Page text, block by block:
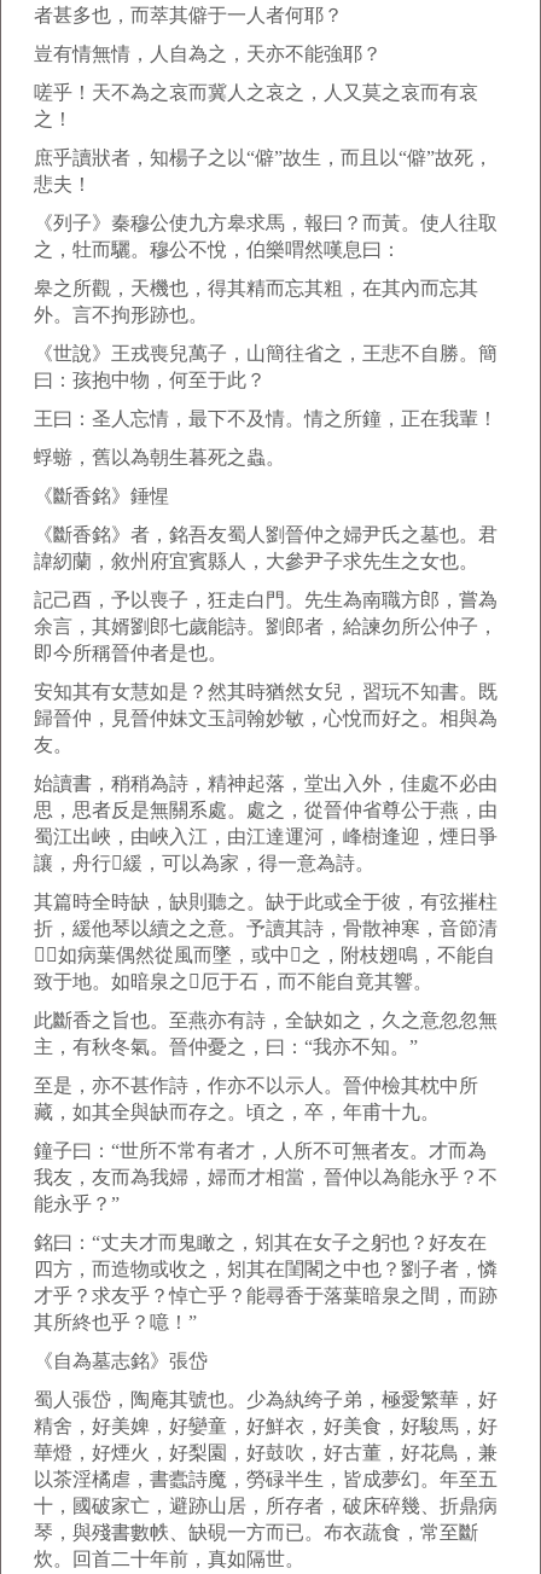
者甚多也，而萃其僻于一人者何耶？
豈有情無情，人自為之，天亦不能強耶？
嗟乎！天不為之哀而冀人之哀之，人又莫之哀而有哀
之！
庶乎讀狀者，知楊子之以“僻”故生，而且以“僻”故死，
悲夫！
《列子》秦穆公使九方皋求馬，報曰？而黃。使人往取
之，牡而驪。穆公不悅，伯樂喟然嘆息曰：
皋之所觀，天機也，得其精而忘其粗，在其內而忘其
外。言不拘形跡也。
《世說》王戎喪兒萬子，山簡往省之，王悲不自勝。簡
曰：孩抱中物，何至于此？
王曰：圣人忘情，最下不及情。情之所鐘，正在我輩！
蜉蝣，舊以為朝生暮死之蟲。
《斷香銘》錘惺
《斷香銘》者，銘吾友蜀人劉晉仲之婦尹氏之墓也。君
諱紉蘭，敘州府宜賓縣人，大參尹子求先生之女也。
記己酉，予以喪子，狂走白門。先生為南職方郎，嘗為
余言，其婿劉郎七歲能詩。劉郎者，給諫勿所公仲子，
即今所稱晉仲者是也。
安知其有女慧如是？然其時猶然女兒，習玩不知書。既
歸晉仲，見晉仲妹文玉詞翰妙敏，心悅而好之。相與為
友。
始讀書，稍稍為詩，精神起落，堂出入外，佳處不必由
思，思者反是無關系處。處之，從晉仲省尊公于燕，由
蜀江出峽，由峽入江，由江達運河，峰樹逢迎，煙日爭
讓，舟行緩，可以為家，得一意為詩。
其篇時全時缺，缺則聽之。缺于此或全于彼，有弦摧柱
折，緩他琴以續之之意。予讀其詩，骨散神寒，音節清
，如病葉偶然從風而墜，或中之，附枝翅鳴，不能自
致于地。如暗泉之厄于石，而不能自竟其響。
此斷香之旨也。至燕亦有詩，全缺如之，久之意忽忽無
主，有秋冬氣。晉仲憂之，曰：“我亦不知。”
至是，亦不甚作詩，作亦不以示人。晉仲檢其枕中所
藏，如其全與缺而存之。頃之，卒，年甫十九。
鐘子曰：“世所不常有者才，人所不可無者友。才而為
我友，友而為我婦，婦而才相當，晉仲以為能永乎？不
能永乎？”
銘曰：“丈夫才而鬼瞰之，矧其在女子之躬也？好友在
四方，而造物或收之，矧其在閨閣之中也？劉子者，憐
才乎？求友乎？悼亡乎？能尋香于落葉暗泉之間，而跡
其所終也乎？噫！”
《自為墓志銘》張岱
蜀人張岱，陶庵其號也。少為紈绔子弟，極愛繁華，好
精舍，好美婢，好孌童，好鮮衣，好美食，好駿馬，好
華燈，好煙火，好梨園，好鼓吹，好古董，好花鳥，兼
以茶淫橘虐，書蠹詩魔，勞碌半生，皆成夢幻。年至五
十，國破家亡，避跡山居，所存者，破床碎幾、折鼎病
琴，與殘書數帙、缺硯一方而已。布衣蔬食，常至斷
炊。回首二十年前，真如隔世。